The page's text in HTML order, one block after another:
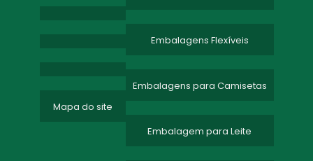
Mapa do site
Embalagens Flexíveis
Embalagens para Camisetas
Embalagem para Leite